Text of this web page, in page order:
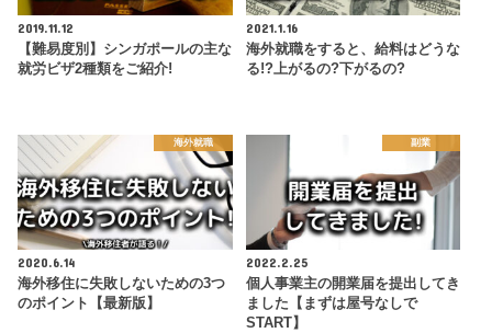
2019.11.12
【難易度別】シンガポールの主な
就労ビザ2種類をご紹介!
2021.1.16
海外就職をすると、給料はどうな
る!?上がるの?下がるの?
海外就職
2020.6.14
海外移住に失敗しないための3つ
のポイント【最新版】
副業
2022.2.25
個人事業主の開業届を提出してき
ました【まずは屋号なしで
START】